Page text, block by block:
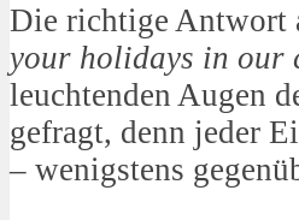
Die richtige Antwort
your holidays in our
leuchtenden Augen
gefragt, denn jeder
– wenigstens